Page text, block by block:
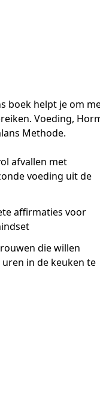
boek helpt je om
Voeding,
Methode.
afvallen met
voeding uit de
affirmaties voor
die willen
in de keuken te